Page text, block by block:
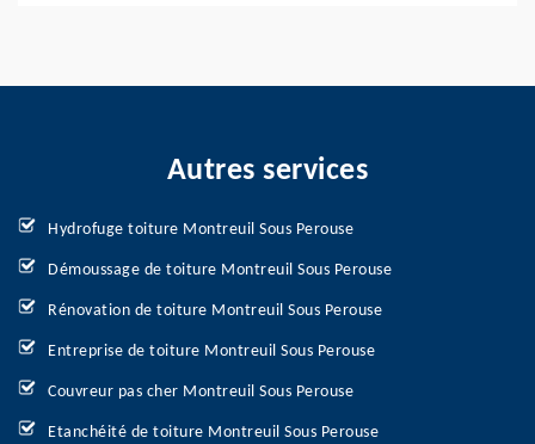
Autres services
Hydrofuge toiture Montreuil Sous Perouse
Démoussage de toiture Montreuil Sous Perouse
Rénovation de toiture Montreuil Sous Perouse
Entreprise de toiture Montreuil Sous Perouse
Couvreur pas cher Montreuil Sous Perouse
Etanchéité de toiture Montreuil Sous Perouse